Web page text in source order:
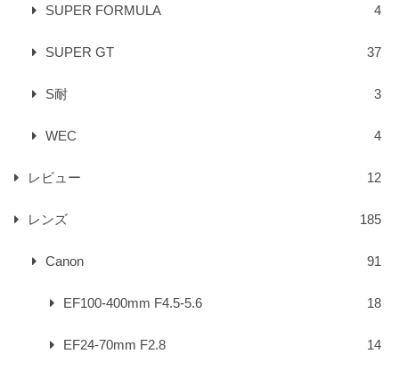
SUPER FORMULA 4
SUPER GT 37
S耐 3
WEC 4
レビュー 12
レンズ 185
Canon 91
EF100-400mm F4.5-5.6 18
EF24-70mm F2.8 14